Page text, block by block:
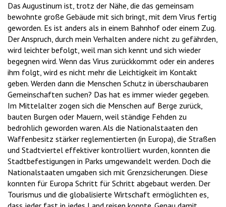
Das Augustinum ist, trotz der Nähe, die das gemeinsam
bewohnte große Gebäude mit sich bringt, mit dem Virus fertig
geworden. Es ist anders als in einem Bahnhof oder einem Zug.
Der Anspruch, durch mein Verhalten andere nicht zu gefährden,
wird leichter befolgt, weil man sich kennt und sich wieder
begegnen wird. Wenn das Virus zurückkommt oder ein anderes
ihm folgt, wird es nicht mehr die Leichtigkeit im Kontakt
geben. Werden dann die Menschen Schutz in überschaubaren
Gemeinschaften suchen? Das hat es immer wieder gegeben.
Im Mittelalter zogen sich die Menschen auf Berge zurück,
bauten Burgen oder Mauern, weil ständige Fehden zu
bedrohlich geworden waren. Als die Nationalstaaten den
Waffenbesitz stärker reglementierten (in Europa), die Straßen
und Stadtviertel effektiver kontrolliert wurden, konnten die
Stadtbefestigungen in Parks umgewandelt werden. Doch die
Nationalstaaten umgaben sich mit Grenzsicherungen. Diese
konnten für Europa Schritt für Schritt abgebaut werden. Der
Tourismus und die globalisierte Wirtschaft ermöglichten es,